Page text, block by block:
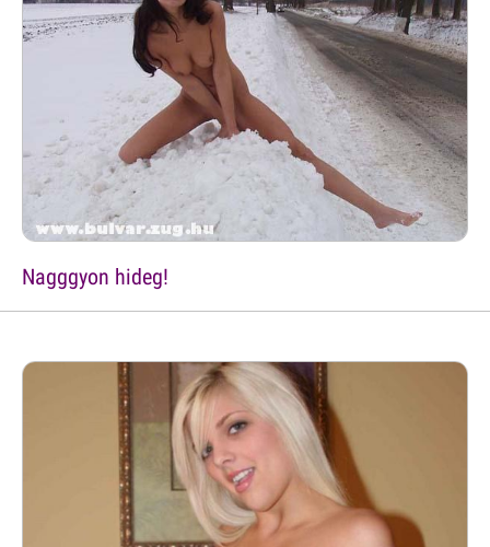
Nagggyon hideg!